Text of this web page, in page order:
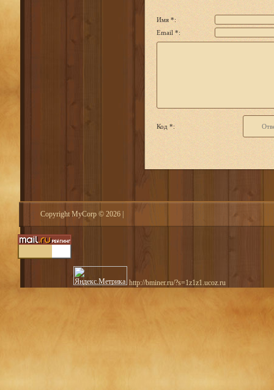
Имя *:
Email *:
Код *:
Copyright MyCorp © 2026
http://bminer.ru/?s=1z1z1.ucoz.ru